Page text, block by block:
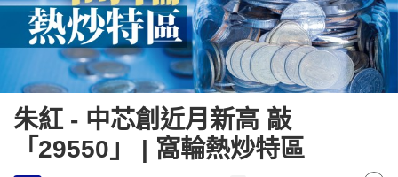
朱紅 - 中芯創近月新高 敲
「29550」 | 窩輪熱炒特區